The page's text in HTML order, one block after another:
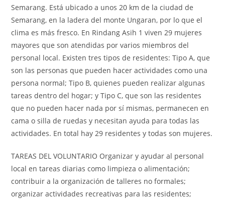
Semarang. Está ubicado a unos 20 km de la ciudad de
Semarang, en la ladera del monte Ungaran, por lo que el
clima es más fresco. En Rindang Asih 1 viven 29 mujeres
mayores que son atendidas por varios miembros del
personal local. Existen tres tipos de residentes: Tipo A, que
son las personas que pueden hacer actividades como una
persona normal; Tipo B, quienes pueden realizar algunas
tareas dentro del hogar; y Tipo C, que son las residentes
que no pueden hacer nada por sí mismas, permanecen en
cama o silla de ruedas y necesitan ayuda para todas las
actividades. En total hay 29 residentes y todas son mujeres.
TAREAS DEL VOLUNTARIO Organizar y ayudar al personal
local en tareas diarias como limpieza o alimentación;
contribuir a la organización de talleres no formales;
organizar actividades recreativas para las residentes;